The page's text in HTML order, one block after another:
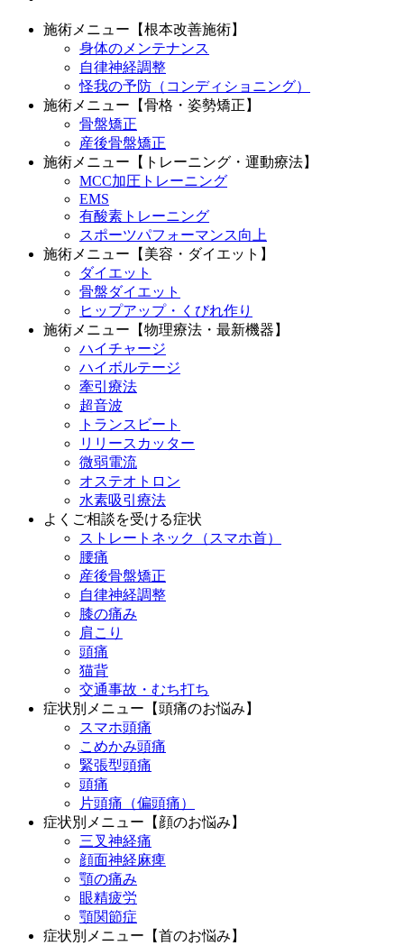
施術メニュー【根本改善施術】
身体のメンテナンス
自律神経調整
怪我の予防（コンディショニング）
施術メニュー【骨格・姿勢矯正】
骨盤矯正
産後骨盤矯正
施術メニュー【トレーニング・運動療法】
MCC加圧トレーニング
EMS
有酸素トレーニング
スポーツパフォーマンス向上
施術メニュー【美容・ダイエット】
ダイエット
骨盤ダイエット
ヒップアップ・くびれ作り
施術メニュー【物理療法・最新機器】
ハイチャージ
ハイボルテージ
牽引療法
超音波
トランスビート
リリースカッター
微弱電流
オステオトロン
水素吸引療法
よくご相談を受ける症状
ストレートネック（スマホ首）
腰痛
産後骨盤矯正
自律神経調整
膝の痛み
肩こり
頭痛
猫背
交通事故・むち打ち
症状別メニュー【頭痛のお悩み】
スマホ頭痛
こめかみ頭痛
緊張型頭痛
頭痛
片頭痛（偏頭痛）
症状別メニュー【顔のお悩み】
三叉神経痛
顔面神経麻痺
顎の痛み
眼精疲労
顎関節症
症状別メニュー【首のお悩み】